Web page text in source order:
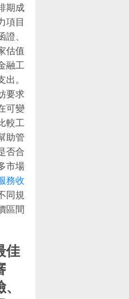
期成
項目
、
估值
融工
。
要求
可變
較工
助管
否合
市場
務收
同規
區間
佳